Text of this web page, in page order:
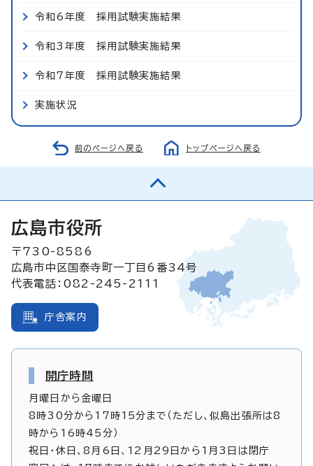
令和6年度 採用試験実施結果
令和3年度 採用試験実施結果
令和7年度 採用試験実施結果
実施状況
前のページへ戻る トップページへ戻る
広島市役所
〒730-8586
広島市中区国泰寺町一丁目6番34号
代表電話：082-245-2111
庁舎案内
開庁時間
月曜日から金曜日
8時30分から17時15分まで（ただし、似島出張所は8
時から16時45分）
祝日・休日、8月6日、12月29日から1月3日は閉庁